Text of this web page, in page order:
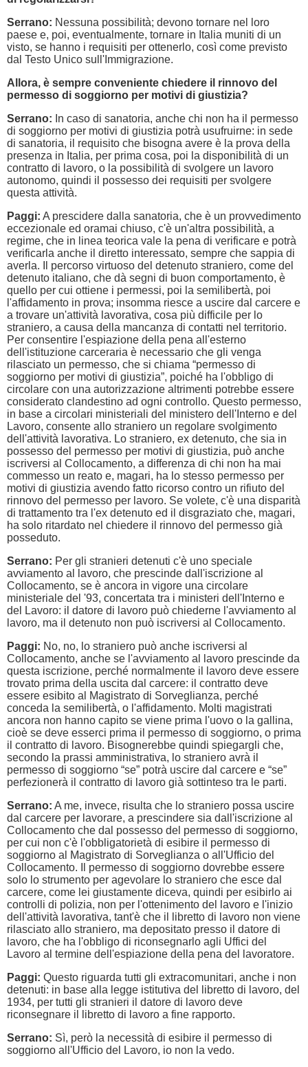
Serrano: Nessuna possibilità; devono tornare nel loro
paese e, poi, eventualmente, tornare in Italia muniti di un
visto, se hanno i requisiti per ottenerlo, così come previsto
dal Testo Unico sull'Immigrazione.
Allora, è sempre conveniente chiedere il rinnovo del
permesso di soggiorno per motivi di giustizia?
Serrano: In caso di sanatoria, anche chi non ha il permesso
di soggiorno per motivi di giustizia potrà usufruirne: in sede
di sanatoria, il requisito che bisogna avere è la prova della
presenza in Italia, per prima cosa, poi la disponibilità di un
contratto di lavoro, o la possibilità di svolgere un lavoro
autonomo, quindi il possesso dei requisiti per svolgere
questa attività.
Paggi: A prescidere dalla sanatoria, che è un provvedimento
eccezionale ed oramai chiuso, c'è un'altra possibilità, a
regime, che in linea teorica vale la pena di verificare e potrà
verificarla anche il diretto interessato, sempre che sappia di
averla. Il percorso virtuoso del detenuto straniero, come del
detenuto italiano, che dà segni di buon comportamento, è
quello per cui ottiene i permessi, poi la semilibertà, poi
l'affidamento in prova; insomma riesce a uscire dal carcere e
a trovare un'attività lavorativa, cosa più difficile per lo
straniero, a causa della mancanza di contatti nel territorio.
Per consentire l'espiazione della pena all'esterno
dell'istituzione carceraria è necessario che gli venga
rilasciato un permesso, che si chiama “permesso di
soggiorno per motivi di giustizia”, poiché ha l'obbligo di
circolare con una autorizzazione altrimenti potrebbe essere
considerato clandestino ad ogni controllo. Questo permesso,
in base a circolari ministeriali del ministero dell'Interno e del
Lavoro, consente allo straniero un regolare svolgimento
dell'attività lavorativa. Lo straniero, ex detenuto, che sia in
possesso del permesso per motivi di giustizia, può anche
iscriversi al Collocamento, a differenza di chi non ha mai
commesso un reato e, magari, ha lo stesso permesso per
motivi di giustizia avendo fatto ricorso contro un rifiuto del
rinnovo del permesso per lavoro. Se volete, c'è una disparità
di trattamento tra l'ex detenuto ed il disgraziato che, magari,
ha solo ritardato nel chiedere il rinnovo del permesso già
posseduto.
Serrano: Per gli stranieri detenuti c'è uno speciale
avviamento al lavoro, che prescinde dall'iscrizione al
Collocamento, se è ancora in vigore una circolare
ministeriale del '93, concertata tra i ministeri dell'Interno e
del Lavoro: il datore di lavoro può chiederne l'avviamento al
lavoro, ma il detenuto non può iscriversi al Collocamento.
Paggi: No, no, lo straniero può anche iscriversi al
Collocamento, anche se l'avviamento al lavoro prescinde da
questa iscrizione, perché normalmente il lavoro deve essere
trovato prima della uscita dal carcere: il contratto deve
essere esibito al Magistrato di Sorveglianza, perché
conceda la semilibertà, o l'affidamento. Molti magistrati
ancora non hanno capito se viene prima l'uovo o la gallina,
cioè se deve esserci prima il permesso di soggiorno, o prima
il contratto di lavoro. Bisognerebbe quindi spiegargli che,
secondo la prassi amministrativa, lo straniero avrà il
permesso di soggiorno “se” potrà uscire dal carcere e “se”
perfezionerà il contratto di lavoro già sottinteso tra le parti.
Serrano: A me, invece, risulta che lo straniero possa uscire
dal carcere per lavorare, a prescindere sia dall'iscrizione al
Collocamento che dal possesso del permesso di soggiorno,
per cui non c'è l'obbligatorietà di esibire il permesso di
soggiorno al Magistrato di Sorveglianza o all'Ufficio del
Collocamento. Il permesso di soggiorno dovrebbe essere
solo lo strumento per agevolare lo straniero che esce dal
carcere, come lei giustamente diceva, quindi per esibirlo ai
controlli di polizia, non per l'ottenimento del lavoro e l'inizio
dell'attività lavorativa, tant'è che il libretto di lavoro non viene
rilasciato allo straniero, ma depositato presso il datore di
lavoro, che ha l'obbligo di riconsegnarlo agli Uffici del
Lavoro al termine dell'espiazione della pena del lavoratore.
Paggi: Questo riguarda tutti gli extracomunitari, anche i non
detenuti: in base alla legge istitutiva del libretto di lavoro, del
1934, per tutti gli stranieri il datore di lavoro deve
riconsegnare il libretto di lavoro a fine rapporto.
Serrano: Sì, però la necessità di esibire il permesso di
soggiorno all'Ufficio del Lavoro, io non la vedo.